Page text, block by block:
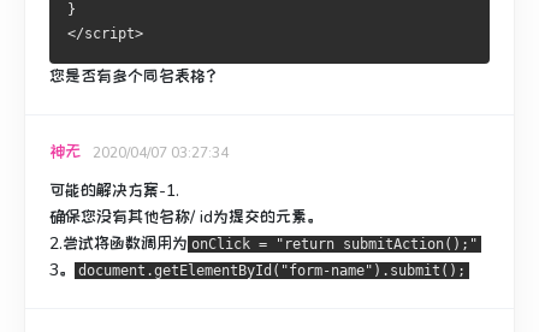
}
</script>
您是否有多个同名表格？
神无 2020/04/07 03:27:34
可能的解决方案-1.
确保您没有其他名称/ id为提交的元素。
2.尝试将函数调用为 onClick = "return submitAction();"
3。 document.getElementById("form-name").submit();